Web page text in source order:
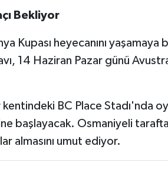
Bekliyor
heyecanını yaşamaya
14 Haziran Pazar günü
kentindeki BC Place Stadı'nda
başlayacak. Osmaniyeli
almasını umut ediyor.